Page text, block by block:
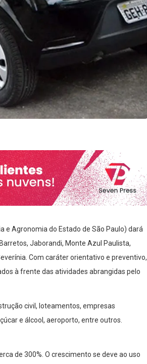
e Agronomia do Estado de São Paulo) dará
Jaborandi, Monte Azul Paulista,
Com caráter orientativo e preventivo,
à frente das atividades abrangidas pelo
civil, loteamentos, empresas
e álcool, aeroporto, entre outros.
de 300%. O crescimento se deve ao uso